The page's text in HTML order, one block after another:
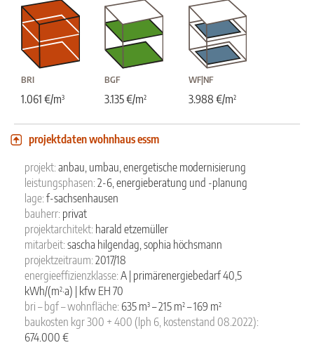
BRI
1.061 €/m³
BGF
3.135 €/m²
WF|NF
3.988 €/m²
projektdaten wohnhaus essm
projekt: anbau, umbau, energetische modernisierung
leistungsphasen: 2-6, energieberatung und -planung
lage: f-sachsenhausen
bauherr: privat
projektarchitekt: harald etzemüller
mitarbeit: sascha hilgendag, sophia höchsmann
projektzeitraum: 2017/18
energieeffizienzklasse: A | primärenergiebedarf 40,5
kWh/(m²·a) | kfw EH 70
bri – bgf – wohnfläche: 635 m³ – 215 m² – 169 m²
baukosten kgr 300 + 400 (lph 6, kostenstand 08.2022):
674.000 €